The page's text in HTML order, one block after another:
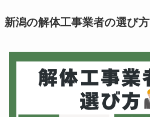
新潟の解体工事業者の選び方